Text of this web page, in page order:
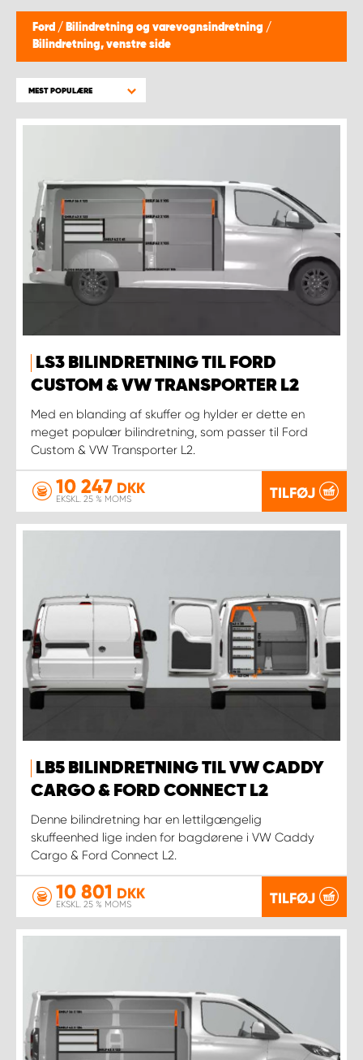
Ford / Bilindretning og varevognsindretning /
Bilindretning, venstre side
MEST POPULÆRE
LS3 BILINDRETNING TIL FORD
CUSTOM & VW TRANSPORTER L2
Med en blanding af skuffer og hylder er dette en
meget populær bilindretning, som passer til Ford
Custom & VW Transporter L2.
10 247 DKK
EKSKL. 25 % MOMS TILFØJ
LB5 BILINDRETNING TIL VW CADDY
CARGO & FORD CONNECT L2
Denne bilindretning har en lettilgængelig
skuffeenhed lige inden for bagdørene i VW Caddy
Cargo & Ford Connect L2.
10 801 DKK
EKSKL. 25 % MOMS TILFØJ